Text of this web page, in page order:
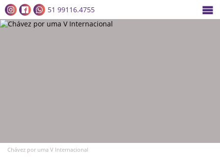
51 99116.4755
Chávez por uma V Internacional